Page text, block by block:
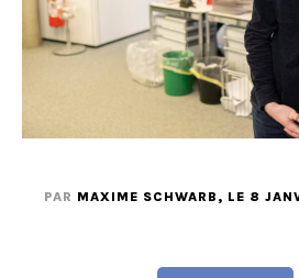
PAR MAXIME SCHWARB , LE 8